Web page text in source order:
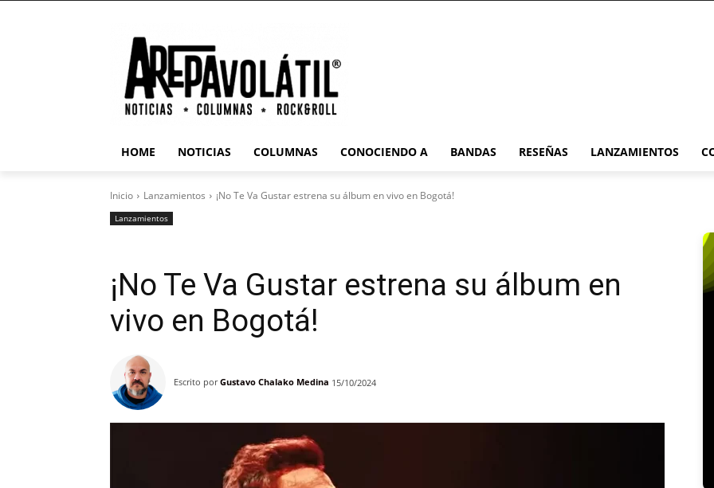
HOME NOTICIAS COLUMNAS CONOCIENDO A BANDAS RESEÑAS LANZAMIENTOS
Inicio Lanzamientos ¡No Te Va Gustar estrena su álbum en vivo en Bogotá!
Lanzamientos
¡No Te Va Gustar estrena su álbum en
vivo en Bogotá!
Escrito por Gustavo Chalako Medina 15/10/2024